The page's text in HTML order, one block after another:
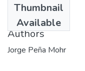
Thumbnail
Available
1986
Authors
Jorge Peña Mohr